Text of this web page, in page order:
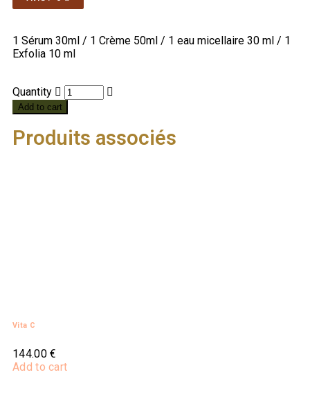
1 Sérum 30ml / 1 Crème 50ml / 1 eau micellaire 30 ml / 1
Exfolia 10 ml
Quantity
Add to cart
Produits associés
Vita C
144.00€
Add to cart